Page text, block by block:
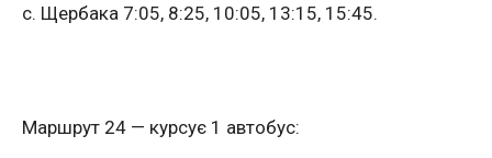
с. Щербака 7:05, 8:25, 10:05, 13:15, 15:45.
Маршрут 24 — курсує 1 автобус: